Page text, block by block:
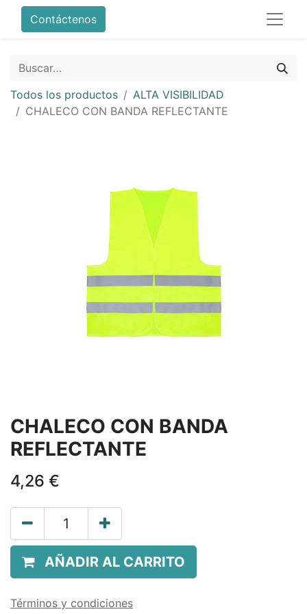
Contáctenos
Todos los productos
ALTA VISIBILIDAD
CHALECO CON BANDA REFLECTANTE
CHALECO CON BANDA
REFLECTANTE
4,26 €
AÑADIR AL CARRITO
Términos y condiciones